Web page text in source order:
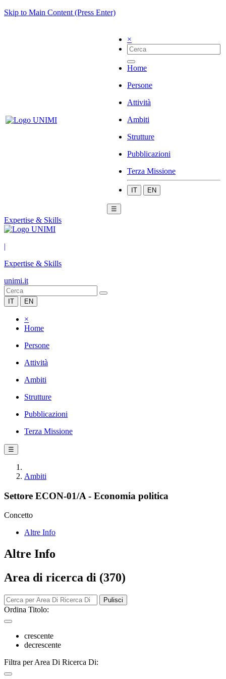
Skip to Main Content (Press Enter)
×
Home
Persone
Attività
Ambiti
Strutture
Pubblicazioni
Terza Missione
IT EN
☰
Expertise & Skills
|
Expertise & Skills
unimi.it
IT EN
×
Home
Persone
Attività
Ambiti
Strutture
Pubblicazioni
Terza Missione
☰
Ambiti
Settore ECON-01/A - Economia politica
Concetto
Altre Info
Altre Info
Area di ricerca di (370)
Pulisci
Ordina Titolo:
crescente
decrescente
Filtra per Area Di Ricerca Di: